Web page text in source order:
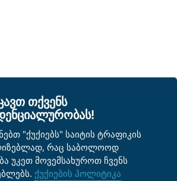
ღრუბელი
თქვენს
"ქუქიებს" საიტის ტრაფიკის
რაც საბოლოოდ
უკეთ მოვემსახუროთ ჩვენს
ქუქიების პოლიტიკა